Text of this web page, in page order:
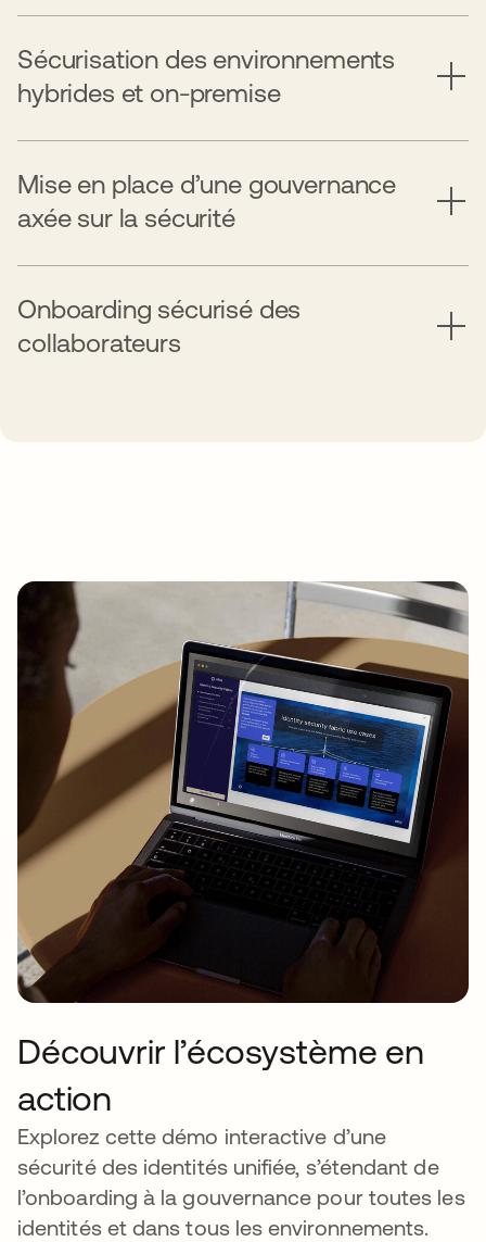
Sécurisation des environnements
hybrides et on-premise
Mise en place d’une gouvernance
axée sur la sécurité
Onboarding sécurisé des
collaborateurs
Découvrir l’écosystème en
action
Explorez cette démo interactive d’une
sécurité des identités unifiée, s’étendant de
l’onboarding à la gouvernance pour toutes les
identités et dans tous les environnements.